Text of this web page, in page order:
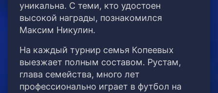
уникальна. С теми, кто удостоен
высокой награды, познакомился
Максим Никулин.
На каждый турнир семья Копеевых
выезжает полным составом. Рустам,
глава семейства, много лет
профессионально играет в футбол на